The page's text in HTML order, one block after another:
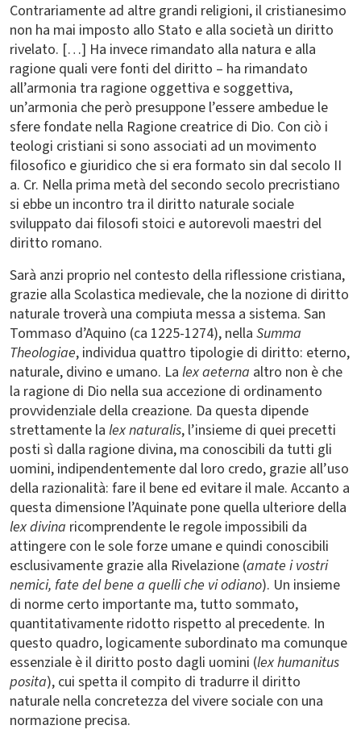
Contrariamente ad altre grandi religioni, il cristianesimo
non ha mai imposto allo Stato e alla società un diritto
rivelato. […] Ha invece rimandato alla natura e alla
ragione quali vere fonti del diritto – ha rimandato
all’armonia tra ragione oggettiva e soggettiva,
un’armonia che però presuppone l’essere ambedue le
sfere fondate nella Ragione creatrice di Dio. Con ciò i
teologi cristiani si sono associati ad un movimento
filosofico e giuridico che si era formato sin dal secolo II
a. Cr. Nella prima metà del secondo secolo precristiano
si ebbe un incontro tra il diritto naturale sociale
sviluppato dai filosofi stoici e autorevoli maestri del
diritto romano.
Sarà anzi proprio nel contesto della riflessione cristiana,
grazie alla Scolastica medievale, che la nozione di diritto
naturale troverà una compiuta messa a sistema. San
Tommaso d’Aquino (ca 1225-1274), nella Summa
Theologiae, individua quattro tipologie di diritto: eterno,
naturale, divino e umano. La lex aeterna altro non è che
la ragione di Dio nella sua accezione di ordinamento
provvidenziale della creazione. Da questa dipende
strettamente la lex naturalis, l’insieme di quei precetti
posti sì dalla ragione divina, ma conoscibili da tutti gli
uomini, indipendentemente dal loro credo, grazie all’uso
della razionalità: fare il bene ed evitare il male. Accanto a
questa dimensione l’Aquinate pone quella ulteriore della
lex divina ricomprendente le regole impossibili da
attingere con le sole forze umane e quindi conoscibili
esclusivamente grazie alla Rivelazione (amate i vostri
nemici, fate del bene a quelli che vi odiano). Un insieme
di norme certo importante ma, tutto sommato,
quantitativamente ridotto rispetto al precedente. In
questo quadro, logicamente subordinato ma comunque
essenziale è il diritto posto dagli uomini (lex humanitus
posita), cui spetta il compito di tradurre il diritto
naturale nella concretezza del vivere sociale con una
normazione precisa.